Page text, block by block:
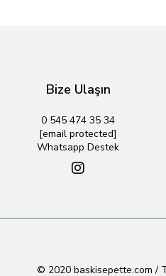
Bize Ulaşın
0 545 474 35 34
[email protected]
Whatsapp Destek
© 2020 baskisepette.com /